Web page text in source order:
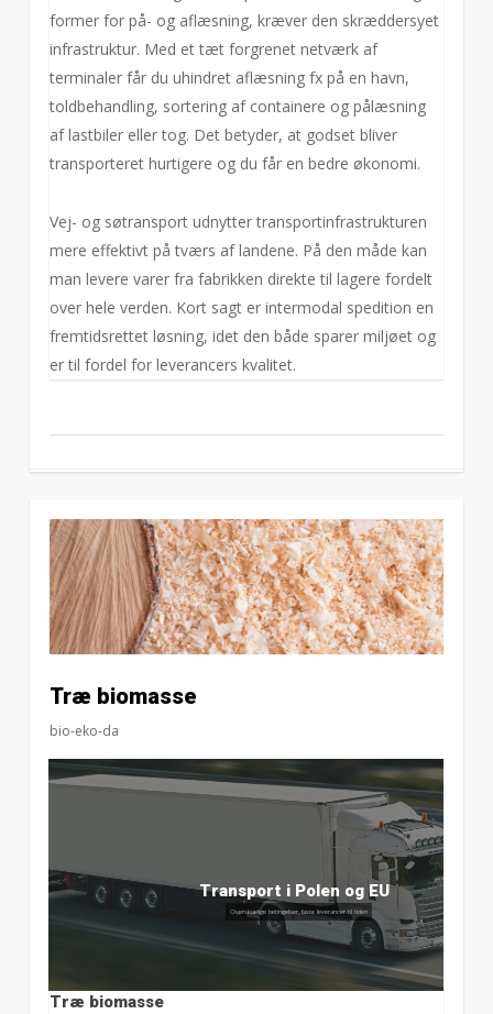
former for på- og aflæsning, kræver den skræddersyet
infrastruktur. Med et tæt forgrenet netværk af
terminaler får du uhindret aflæsning fx på en havn,
toldbehandling, sortering af containere og pålæsning
af lastbiler eller tog. Det betyder, at godset bliver
transporteret hurtigere og du får en bedre økonomi.
Vej- og søtransport udnytter transportinfrastrukturen
mere effektivt på tværs af landene. På den måde kan
man levere varer fra fabrikken direkte til lagere fordelt
over hele verden. Kort sagt er intermodal spedition en
fremtidsrettet løsning, idet den både sparer miljøet og
er til fordel for leverancers kvalitet.
Træ biomasse
bio-eko-da
Overskuelige betingelser
Konkurrencedygtige priser, rabatordning
Træ biomasse